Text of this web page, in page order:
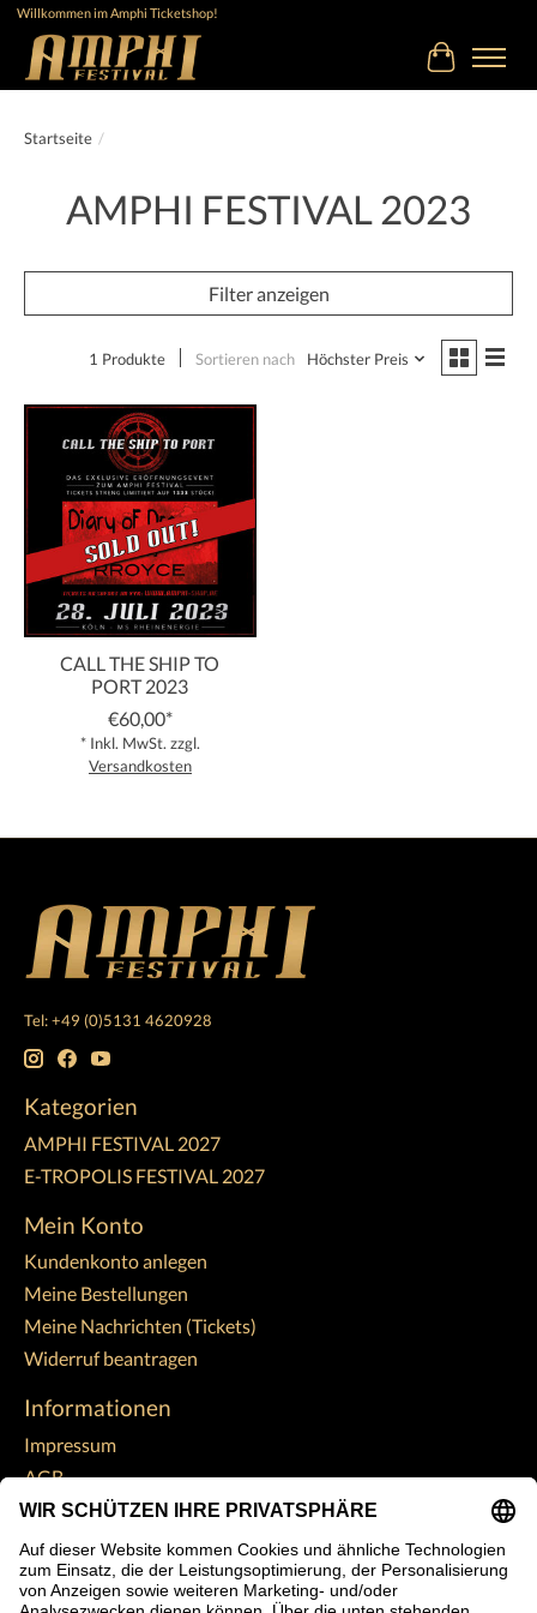
Willkommen im Amphi Ticketshop!
Ihr
Startseite /
AMPHI FESTIVAL 2023
Filter anzeigen
1 Produkte Sortieren nach Höchster Preis
CALL THE SHIP TO
PORT 2023
€60,00*
* Inkl. MwSt. zzgl.
Versandkosten
Tel: +49 (0)5131 4620928
Kategorien
AMPHI FESTIVAL 2027
E-TROPOLIS FESTIVAL 2027
Mein Konto
Kundenkonto anlegen
Meine Bestellungen
Meine Nachrichten (Tickets)
Widerruf beantragen
Informationen
Impressum
AGB
Widerrufsbelehrung
Datenschutzerklärung
Zahlungsarten
Versandkosten